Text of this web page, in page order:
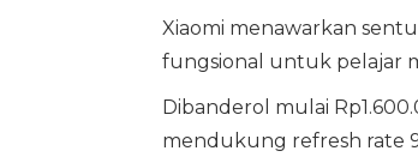
Xiaomi menawarkan
fungsional untuk pelajar
Dibanderol mulai
mendukung refresh rate